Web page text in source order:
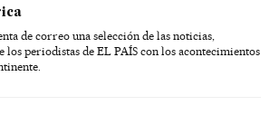
de correo una selección de las noticias,
los periodistas de EL PAÍS con los acontecimientos